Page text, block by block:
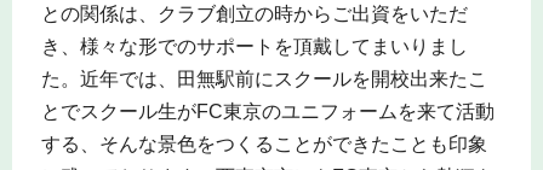
との関係は、クラブ創立の時からご出資をいただ
き、様々な形でのサポートを頂戴してまいりまし
た。近年では、田無駅前にスクールを開校出来たこ
とでスクール生がFC東京のユニフォームを来て活動
する、そんな景色をつくることができたことも印象